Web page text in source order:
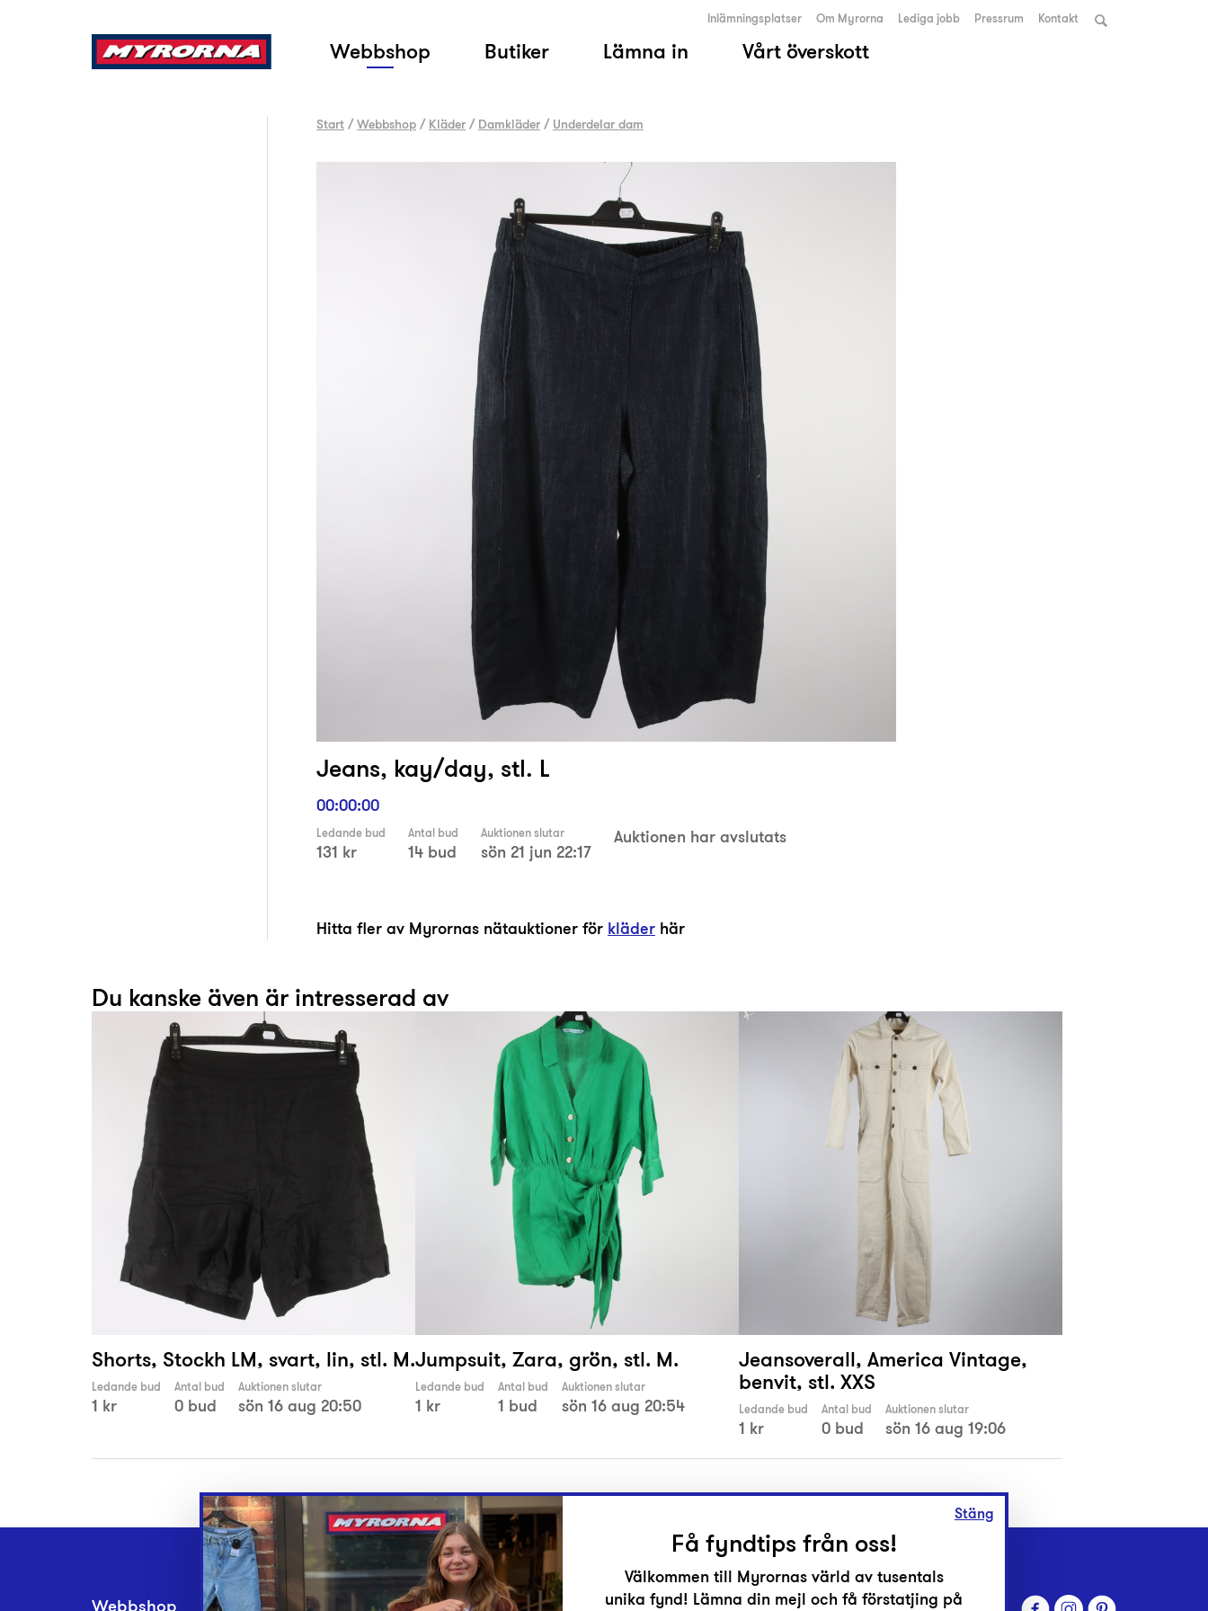
Webbshop Butiker Lämna in Vårt överskott
Inlämningsplatser Om Myrorna Lediga jobb Pressrum Kontakt
Start /Webbshop / Kläder / Damkläder / Underdelar dam
Jeans, kay/day, stl. L
00:00:00
Ledande bud
131 kr
Antal bud
14 bud
Auktionen slutar
sön 21 jun 22:17
Auktionen har avslutats
Hitta fler av Myrornas nätauktioner för kläder här
Du kanske även är intresserad av
Shorts, Stockh LM, svart, lin, stl. M.
Ledande bud
1 kr
Antal bud
0 bud
Auktionen slutar
sön 16 aug 20:50
Jumpsuit, Zara, grön, stl. M.
Ledande bud
1 kr
Antal bud
1 bud
Auktionen slutar
sön 16 aug 20:54
Jeansoverall, America Vintage,
benvit, stl. XXS
Ledande bud
1 kr
Antal bud
0 bud
Auktionen slutar
sön 16 aug 19:06
Stäng
Få fyndtips från oss!
Välkommen till Myrornas värld av tusentals
unika fynd! Lämna din mejl och få förstatjing på